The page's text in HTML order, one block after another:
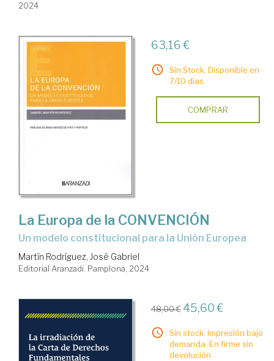
2024
63,16 €
Sin Stock. Disponible en
7/10 días.
COMPRAR
La Europa de la CONVENCIÓN
Un modelo constitucional para la Unión Europea
Martín Rodríguez, José Gabriel
Editorial Aranzadi. Pamplona, 2024
48,00 € 45,60 €
Sin stock. Impresión bajo
demanda. En firme sin
devolución